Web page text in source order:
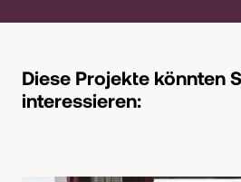
Diese Projekte könnten
interessieren: